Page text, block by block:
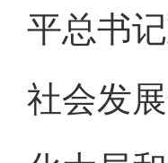
平总书
社会发